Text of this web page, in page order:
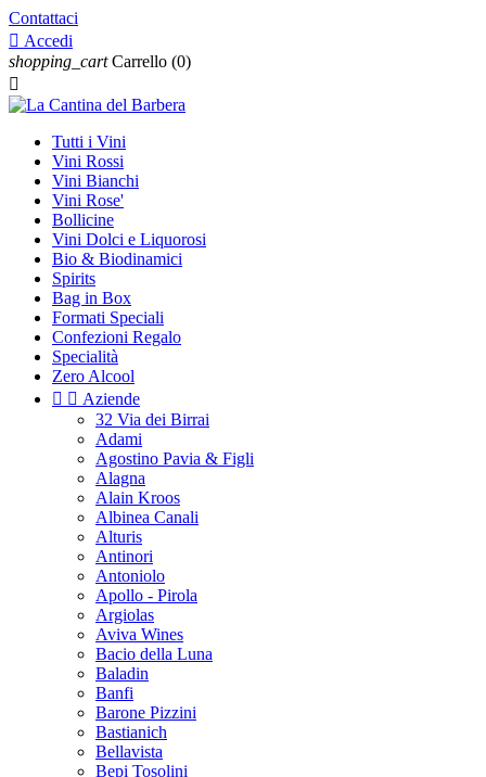
Contattaci
 Accedi
shopping_cart Carrello (0)

Tutti i Vini
Vini Rossi
Vini Bianchi
Vini Rose'
Bollicine
Vini Dolci e Liquorosi
Bio & Biodinamici
Spirits
Bag in Box
Formati Speciali
Confezioni Regalo
Specialità
Zero Alcool
  Aziende
32 Via dei Birrai
Adami
Agostino Pavia & Figli
Alagna
Alain Kroos
Albinea Canali
Alturis
Antinori
Antoniolo
Apollo - Pirola
Argiolas
Aviva Wines
Bacio della Luna
Baladin
Banfi
Barone Pizzini
Bastianich
Bellavista
Bepi Tosolini